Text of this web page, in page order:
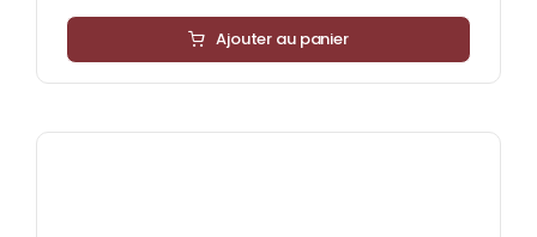
Ajouter au panier